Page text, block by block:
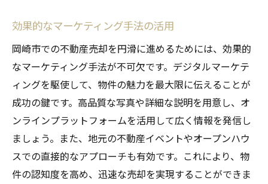
効果的なマーケティング手法の活用
岡崎市での不動産売却を円滑に進めるためには、効果的
なマーケティング手法が不可欠です。デジタルマーケテ
ィングを駆使して、物件の魅力を最大限に伝えることが
成功の鍵です。高品質な写真や詳細な説明を用意し、オ
ンラインプラットフォームを活用して広く情報を発信し
ましょう。また、地元の不動産イベントやオープンハウ
スでの直接的なアプローチも有効です。これにより、物
件の認知度を高め、迅速な売却を実現することができま